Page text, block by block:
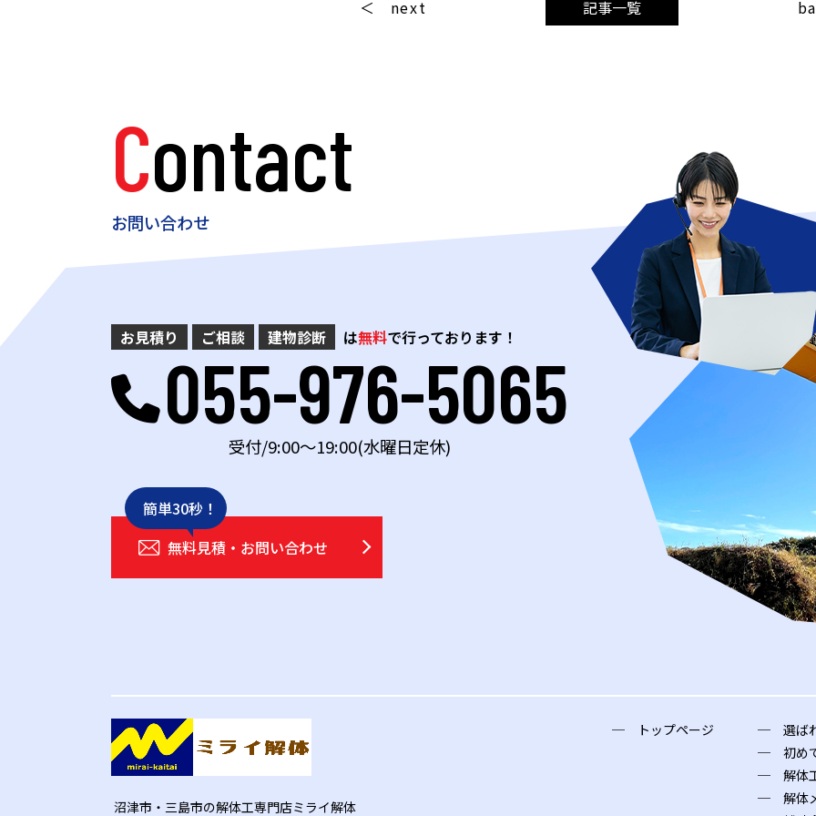
next 記事一覧
Contact
お問い合わせ
お見積り ご相談 建物診断 は無料で行っております！
055-976-5065
受付/9:00～19:00(水曜日定休)
簡単30秒！
無料見積・お問い合わせ
沼津市・三島市の解体工専門店ミライ解体
トップページ
選ば
初め
解体
解体